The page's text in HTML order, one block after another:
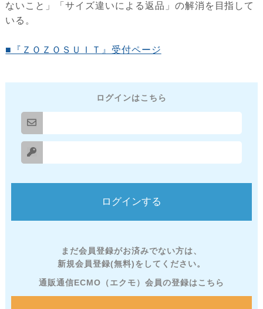
ないこと」「サイズ違いによる返品」の解消を目指して
いる。
■『ＺＯＺＯＳＵＩＴ』受付ページ
ログインはこちら
まだ会員登録がお済みでない方は、
新規会員登録(無料)をしてください。
通販通信ECMO（エクモ）会員の登録はこちら